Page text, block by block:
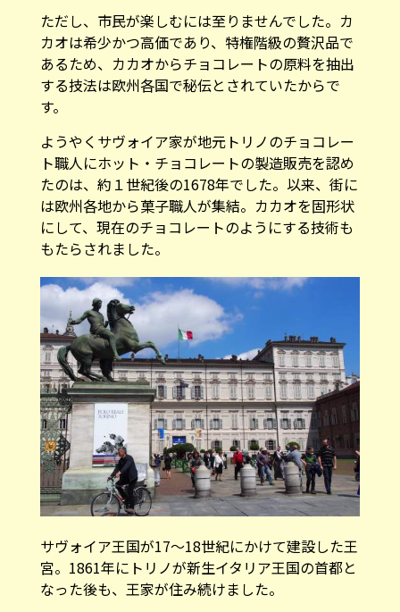
ただし、市民が楽しむには至りませんでした。カ
カオは希少かつ高価であり、特権階級の贅沢品で
あるため、カカオからチョコレートの原料を抽出
する技法は欧州各国で秘伝とされていたからで
す。
ようやくサヴォイア家が地元トリノのチョコレー
ト職人にホット・チョコレートの製造販売を認め
たのは、約１世紀後の1678年でした。以来、街に
は欧州各地から菓子職人が集結。カカオを固形状
にして、現在のチョコレートのようにする技術も
もたらされました。
サヴォイア王国が17〜18世紀にかけて建設した王
宮。1861年にトリノが新生イタリア王国の首都と
なった後も、王家が住み続けました。